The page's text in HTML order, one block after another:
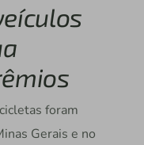
foram
Gerais e no